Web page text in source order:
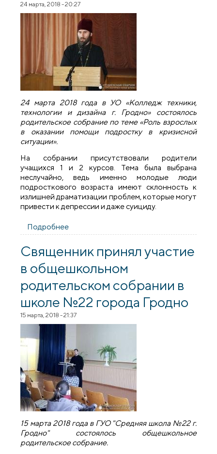
24 марта, 2018 - 20:27
24 марта 2018 года в УО «Колледж техники,
технологии и дизайна г. Гродно» состоялось
родительское собрание по теме «Роль взрослых
в оказании помощи подростку в кризисной
ситуации».
На собрании присутствовали родители
учащихся 1 и 2 курсов. Тема была выбрана
неслучайно, ведь именно молодые люди
подросткового возраста имеют склонность к
излишней драматизации проблем, которые могут
привести к депрессии и даже суициду.
Подробнее
родительском собрании в колледже
Священник принял участие
в общешкольном
родительском собрании в
школе №22 города Гродно
15 марта, 2018 - 21:37
15 марта 2018 года в ГУО "Средняя школа №22 г.
Гродно" состоялось общешкольное
родительское собрание.